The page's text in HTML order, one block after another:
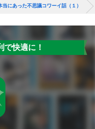
当にあった不思議コワーイ話（１）
で快適に！